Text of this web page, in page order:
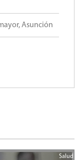
Asunción
Salud